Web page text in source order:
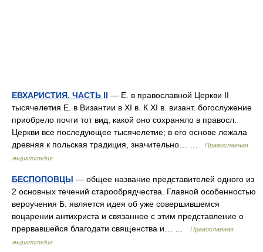
ЕВХАРИСТИЯ. ЧАСТЬ II — Е. в православной Церкви II
тысячелетия Е. в Византии в XI в. К XI в. визант. богослужение
приобрело почти тот вид, какой оно сохраняло в правосл.
Церкви все последующее тысячелетие; в его основе лежала
древняя к польская традиция, значительно… …
Православная
энциклопедия
БЕСПОПОВЦЫ — общее название представителей одного из
2 основных течений старообрядчества. Главной особенностью
вероучения Б. является идея об уже совершившемся
воцарении антихриста и связанное с этим представление о
прервавшейся благодати священства и… …
Православная
энциклопедия